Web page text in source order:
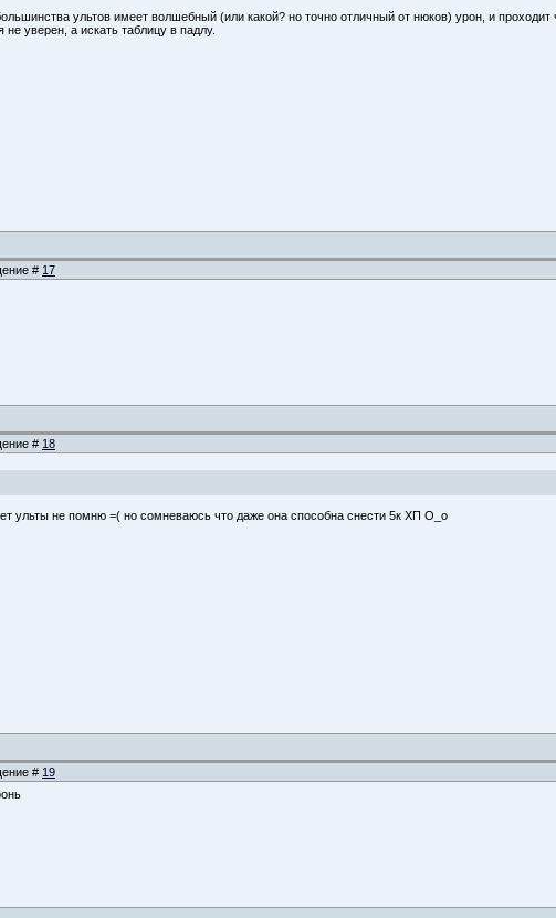
ультов имеет волшебный (или какой? но точно отличный от нюков) урон, и
уверен, а искать таблицу в падлу.
# 17
# 18
ульты не помню =( но сомневаюсь что даже она способна снести 5к ХП О_о
# 19